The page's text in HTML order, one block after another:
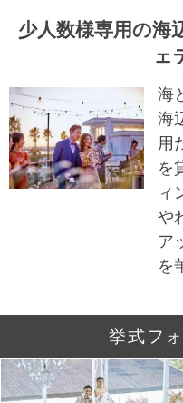
少人数様専用の海
ェ
海
海
用
を
ィ
や
ア
を
挙式フ